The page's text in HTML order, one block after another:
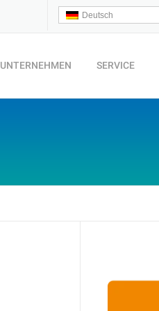
Deutsch
UNTERNEHMEN SERVICE